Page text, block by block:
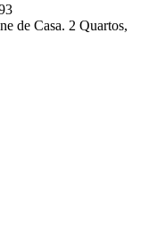
de Casa. 2 Quartos,